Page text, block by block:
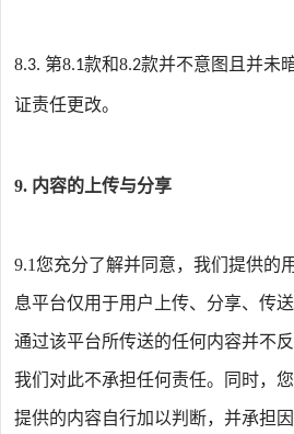
8.3. 第8.1款和8.2款并不意图且并未
证责任更改。
9. 内容的上传与分享
9.1您充分了解并同意，我们提供的
息平台仅用于用户上传、分享、传
通过该平台所传送的任何内容并不
我们对此不承担任何责任。同时，
提供的内容自行加以判断，并承担